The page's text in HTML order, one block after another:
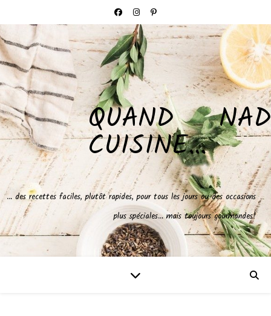
QUAND NAD
CUISINE…
… des recettes faciles, plutôt rapides, pour tous les jours ou des occasions
plus spéciales… mais toujours gourmandes!